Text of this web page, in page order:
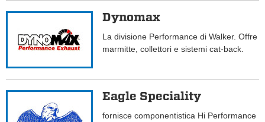
Dynomax
La divisione Performance di Walker. Offre
marmitte, collettori e sistemi cat-back.
Eagle Speciality
fornisce componentistica Hi Performance